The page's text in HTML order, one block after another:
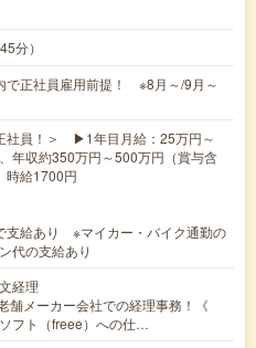
分）
で正社員雇用前提！ ※8月～/9月～
社員！＞ ▶1年目月給：25万円～
年収約350万円～500万円（賞与含
給1700円
支給あり ※マイカー・バイク通勤の
代の支給あり
経理
舗メーカー会社での経理事務！《
フト（freee）への仕…